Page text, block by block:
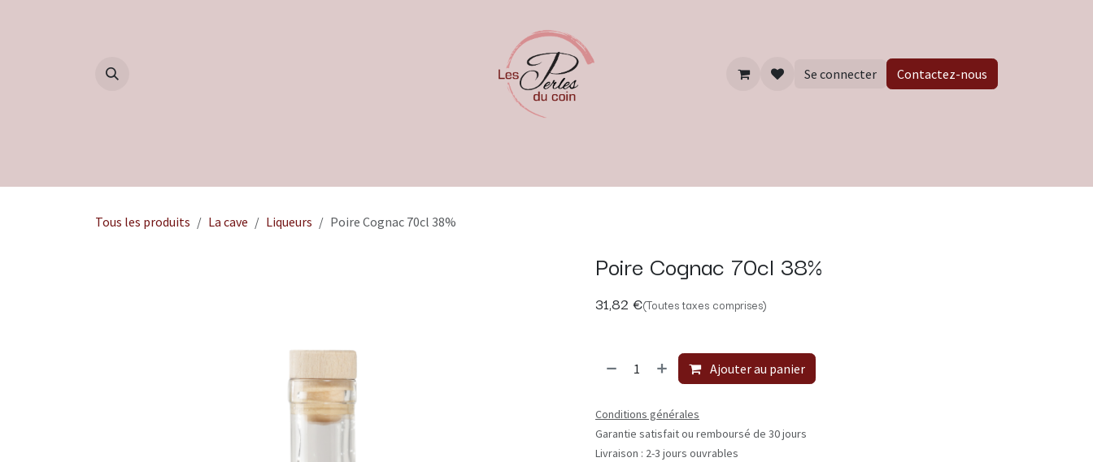
Se connecter Contactez-nous
Tous les produits La cave Liqueurs Poire Cognac 70cl 38%
Poire Cognac 70cl 38%
31,82 €(Toutes taxes comprises)
Ajouter au panier
Conditions générales
Garantie satisfait ou remboursé de 30 jours
Livraison : 2-3 jours ouvrables